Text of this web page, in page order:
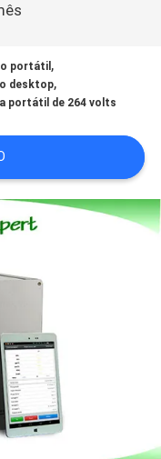
portátil ,
desktop,
portátil de 264 volts